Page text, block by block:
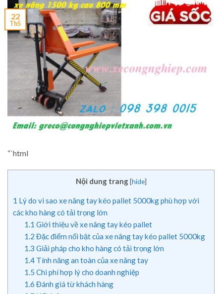
22
Th5
“`html
Nội dung trang [hide]
1 Lý do vì sao xe nâng tay kéo pallet 5000kg phù hợp với
các kho hàng có tải trọng lớn
1.1 Giới thiệu về xe nâng tay kéo pallet
1.2 Đặc điểm nổi bật của xe nâng tay kéo pallet 5000kg
1.3 Giải pháp cho kho hàng có tải trọng lớn
1.4Tính năng an toàn của xe nâng tay
1.5 Chi phí hợp lý cho doanh nghiệp
1.6 Đánh giá từ khách hàng